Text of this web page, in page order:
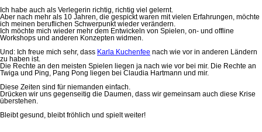
Ich habe auch als Verlegerin richtig, richtig viel gelernt.
Aber nach mehr als 10 Jahren, die gespickt waren mit vielen Erfahrungen, möchte
ich meinen beruflichen Schwerpunkt wieder verändern.
Ich möchte mich wieder mehr dem Entwickeln von Spielen, on- und offline
Workshops und anderen Konzepten widmen.
Und: Ich freue mich sehr, dass Karla Kuchenfee nach wie vor in anderen Ländern
zu haben ist.
Die Rechte an den meisten Spielen liegen ja nach wie vor bei mir. Die Rechte an
Twiga und Ping, Pang Pong liegen bei Claudia Hartmann und mir.
Diese Zeiten sind für niemanden einfach.
Drücken wir uns gegenseitig die Daumen, dass wir gemeinsam auch diese Krise
überstehen.
Bleibt gesund, bleibt fröhlich und spielt weiter!